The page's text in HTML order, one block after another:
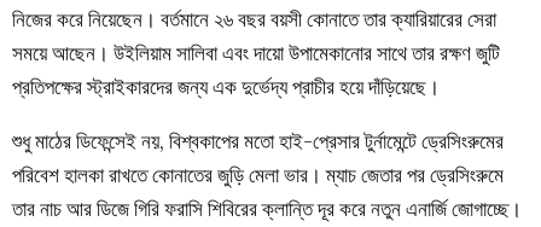
নিজের করে নিয়েছেন। বর্তমানে ২৬ বছর বয়সী কোনাতে তার ক্যারিয়ারের সেরা
সময়ে আছেন। উইলিয়াম সালিবা এবং দায়ো উপামেকানোর সাথে তার রক্ষণ জুটি
প্রতিপক্ষের স্ট্রাইকারদের জন্য এক দুর্ভেদ্য প্রাচীর হয়ে দাঁড়িয়েছে।
শুধু মাঠের ডিফেন্সেই নয়, বিশ্বকাপের মতো হাই-প্রেসার টুর্নামেন্টে ড্রেসিংরুমের
পরিবেশ হালকা রাখতে কোনাতের জুড়ি মেলা ভার। ম্যাচ জেতার পর ড্রেসিংরুমে
তার নাচ আর ডিজে গিরি ফরাসি শিবিরের ক্লান্তি দূর করে নতুন এনার্জি জোগাচ্ছে।